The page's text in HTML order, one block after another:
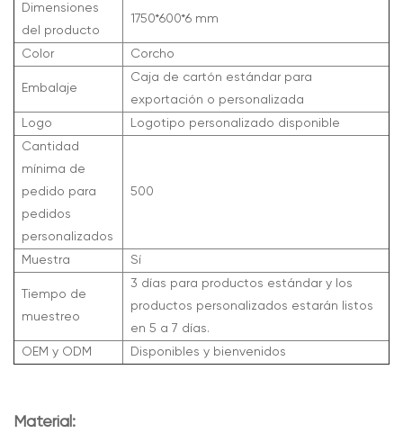
Dimensiones
del producto
1750*600*6 mm
Color Corcho
Embalaje
Caja de cartón estándar para
exportación o personalizada
Logo
Logotipo personalizado disponible
Cantidad
mínima de
pedido para
pedidos
personalizados
500
Muestra Sí
Tiempo de
muestreo
3 días para productos estándar y los
productos personalizados estarán listos
en 5 a 7 días.
OEM y ODM
Disponibles y bienvenidos
Material: